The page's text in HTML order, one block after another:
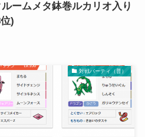
ームメタ鉢巻ルカリオ入り
)
対戦パーティ（普）